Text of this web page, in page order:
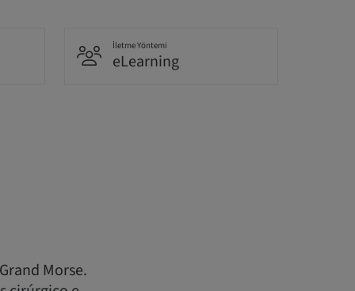
İletme Yöntemi
eLearning
Morse.